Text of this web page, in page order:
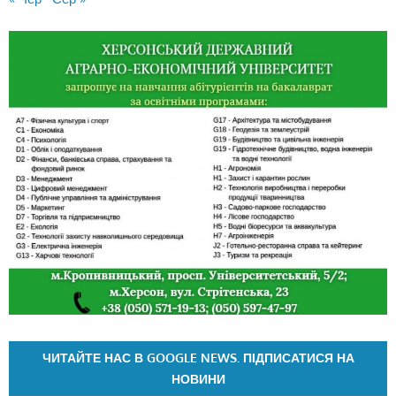
ЧИТАЙТЕ НАС В GOOGLE NEWS. ПІДПИСАТИСЯ НА
НОВИНИ